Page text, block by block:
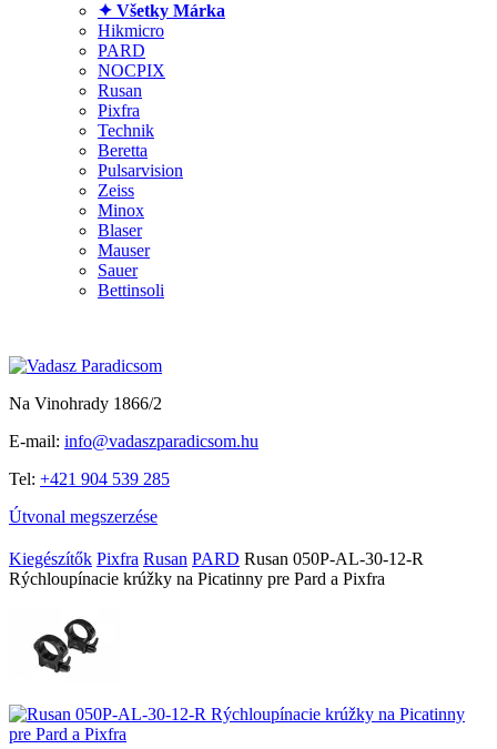
✦ Všetky Márka
Hikmicro
PARD
NOCPIX
Rusan
Pixfra
Technik
Beretta
Pulsarvision
Zeiss
Minox
Blaser
Mauser
Sauer
Bettinsoli
Na Vinohrady 1866/2
E-mail: info@vadaszparadicsom.hu
Tel: +421 904 539 285
Útvonal megszerzése
Kiegészítők Pixfra Rusan PARD Rusan 050P-AL-30-12-R
Rýchloupínacie krúžky na Picatinny pre Pard a Pixfra